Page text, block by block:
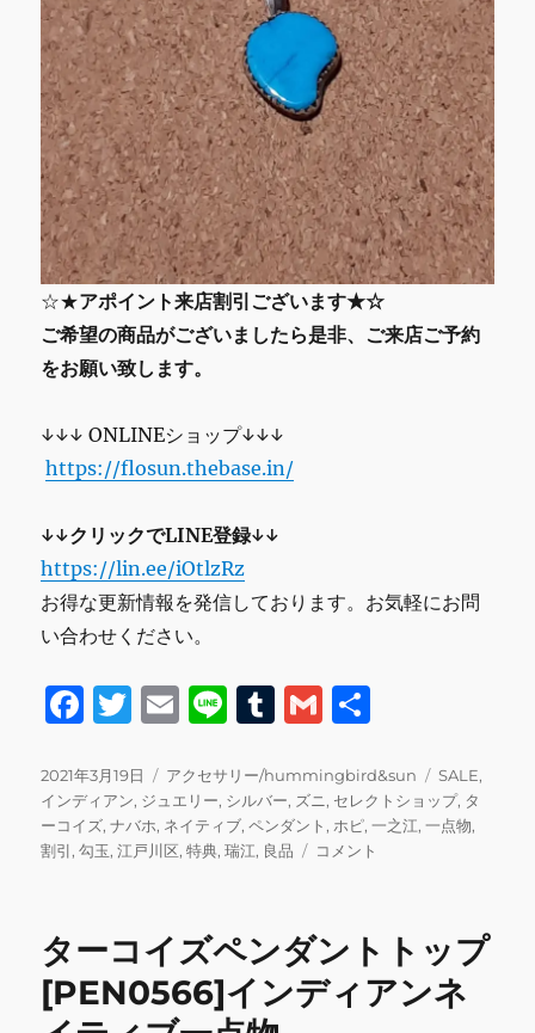
☆★アポイント来店割引ございます★☆
ご希望の商品がございましたら是非、ご来店ご予約
をお願い致します。
↓↓↓ ONLINEショップ↓↓↓
https://flosun.thebase.in/
↓↓クリックでLINE登録↓↓
https://lin.ee/iOtlzRz
お得な更新情報を発信しております。お気軽にお問
い合わせください。
F
c
e
b
o
k
T
it
te
r
E
ai
l
Li
e
T
m
bl
r
G
ai
l
投
稿
日:
2021年3月19日
カ
テ
ゴ
リ
アクセサリー/hummingbird&sun
タ
グ
SALE,
インディアン, ジュエリー, シルバー, ズニ , セレクトショップ, タ
ーコイズ,ナバホ, ネイティブ,ペンダント , ホピ,一之江,一点物,
割引,勾玉,江戸川区,特典,瑞江, 良品
タ
ズ
勾
コメント
ターコイズペンダントトップ
[PEN0566]インディアンネ